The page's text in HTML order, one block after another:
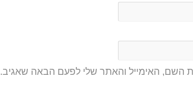
השם, האימייל והאתר שלי לפעם הבאה שאגיב.